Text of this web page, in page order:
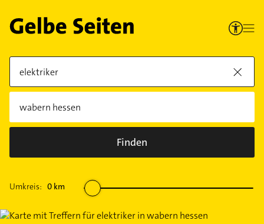
Finden
Umkreis: 0 km